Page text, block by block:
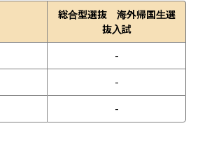
総合型選抜 海外帰国生選
抜入試
-
-
-